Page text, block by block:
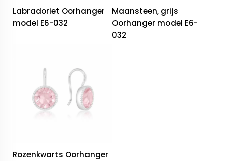
Labradoriet Oorhanger
model E6-032
Maansteen, grijs
Oorhanger model E6-
032
Rozenkwarts Oorhanger